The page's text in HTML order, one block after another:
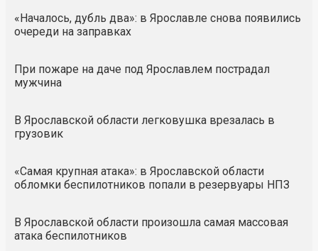
«Началось, дубль два»: в Ярославле снова появились
очереди на заправках
При пожаре на даче под Ярославлем пострадал
мужчина
В Ярославской области легковушка врезалась в
грузовик
«Самая крупная атака»: в Ярославской области
обломки беспилотников попали в резервуары НПЗ
В Ярославской области произошла самая массовая
атака беспилотников